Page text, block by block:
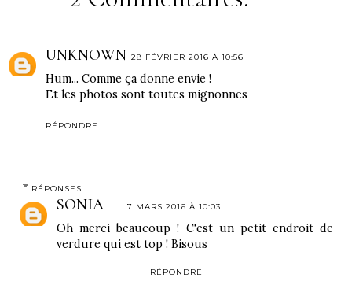
UNKNOWN 28 FÉVRIER 2016 À 10:56
Hum... Comme ça donne envie !
Et les photos sont toutes mignonnes
RÉPONDRE
RÉPONSES
SONIA 7 MARS 2016 À 10:03
Oh merci beaucoup ! C'est un petit endroit de
verdure qui est top ! Bisous
RÉPONDRE